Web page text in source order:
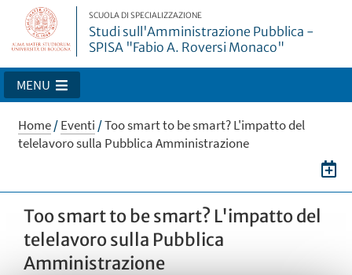
SCUOLA DI SPECIALIZZAZIONE
Studi sull'Amministrazione Pubblica -
SPISA "Fabio A. Roversi Monaco"
MENU
Home/Eventi /Too smart to be smart? L'impatto del
telelavoro sulla Pubblica Amministrazione
Too smart to be smart? L'impatto del
telelavoro sulla Pubblica
Amministrazione